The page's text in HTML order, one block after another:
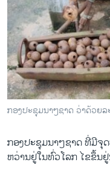
ຊີວິດຊາວລາວ
ຊຸມຊົນຊາວລາວ
ວິທະຍາສາດ-ເທັກໂນໂລຈີ
ທຸລະກິດ
ພາສາອັງກິດ
ສຽງ
ລາຍການກະຈາຍສຽງ
ກອງ​ປະຊຸ​ມນາໆ​ຊາດ​ ວ່າດ້ວຍ
ກອງ​ປະຊຸ​ມນາໆ​ຊາດ​ ທີ່ມີ​ຈຸ
ຫວ່ານຢູ່ໃນທົ່ວໂລກ ໄຂຂຶ້ນ